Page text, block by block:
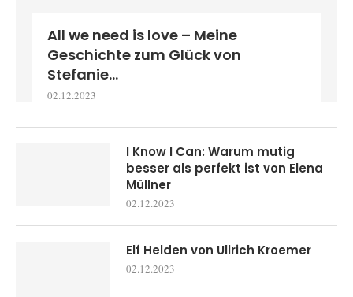
All we need is love – Meine
Geschichte zum Glück von
Stefanie...
02.12.2023
I Know I Can: Warum mutig
besser als perfekt ist von Elena
Müllner
02.12.2023
Elf Helden von Ullrich Kroemer
02.12.2023